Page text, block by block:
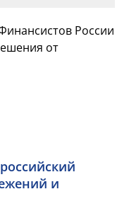
России
от
и